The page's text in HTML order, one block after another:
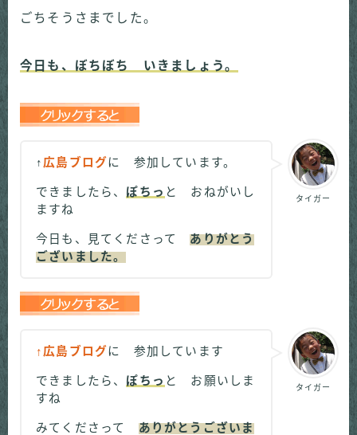
ごちそうさまでした。
今日も、ぼちぼち いきましょう。
タイガー
↑ 広島ブログに 参加しています。
できましたら、 ぽちっ と おねがいし
ますね
今日も、見てくださって ありがとう
ございました。
タイガー
↑広島ブログに 参加しています
できましたら、 ぽちっ と お願いしま
すね
みてくださって ありがとうございま